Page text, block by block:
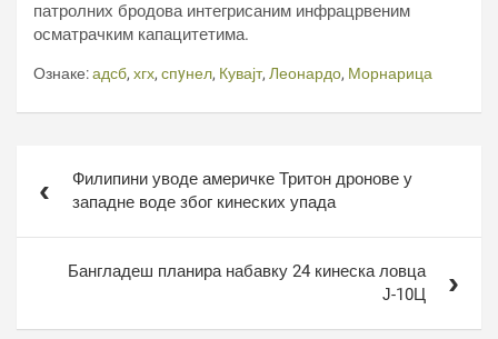
патролних бродова интегрисаним инфрацрвеним
осматрачким капацитетима.
Ознаке:адсб, хгх, спyнел, Кувајт, Леонардо, Морнарица
чланкаФилипини уводе америчке Тритон дронове у
западне воде због кинеских упада
Бангладеш планира набавку 24 кинеска ловца
Ј-10Ц